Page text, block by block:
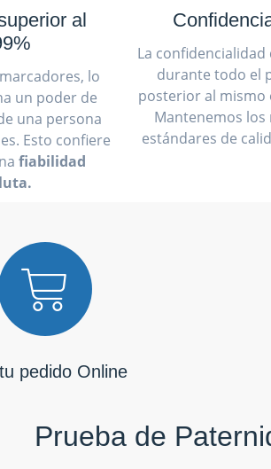
al
lo
un poder de
una persona
Esto confiere
fiabilidad
La confidencialidad
durante todo el
posterior al mismo
Mantenemos los
estándares de
pedido Online
Prueba de